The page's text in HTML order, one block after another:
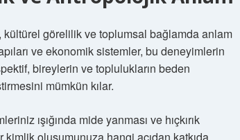
kültürel görelilik ve toplumsal bağlamda anlam
ve ekonomik sistemler, bu deneyimlerin
bireylerin ve toplulukların beden
mümkün kılar.
ışığında mide yanması ve hıçkırık